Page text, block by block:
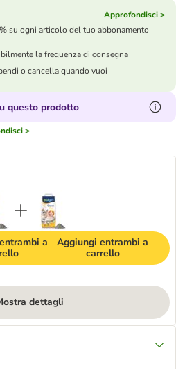
Approfondisci >
su ogni articolo del tuo abbonamento
la frequenza di consegna
o cancella quando vuoi
questo prodotto
>
a
Aggiungi entrambi a
carrello
dettagli